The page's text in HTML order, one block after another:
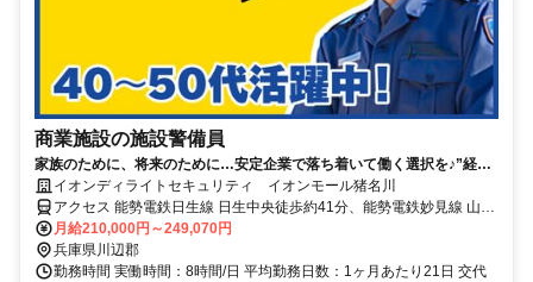
商業施設の施設警備員
家族のために、将来のために…安定企業で落ち着いて働く選択を♪”経験
ゼロからの正社員デビュー”を応援します！
イオンディライトセキュリティ イオンモール猪名川
アクセス 能勢電鉄日生線 日生中央徒歩約41分、能勢電鉄妙見線 山下
（兵庫県）徒歩約73分、能勢電鉄日生線 山下（兵庫県）徒歩約73分
月給210,000円～249,070円
兵庫県川辺郡
勤務時間 実働時間：8時間/日 平均勤務日数：1ヶ月あたり21日 交代